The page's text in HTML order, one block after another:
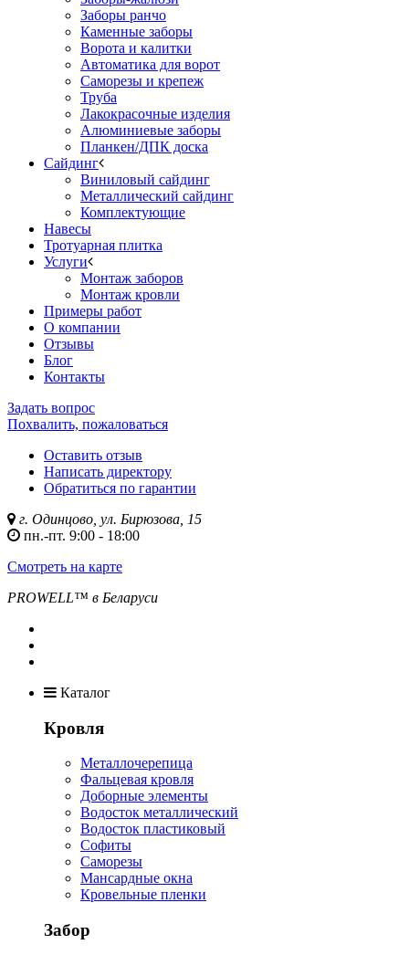
Заборы ранчо
Каменные заборы
Ворота и калитки
Автоматика для ворот
Саморезы и крепеж
Труба
Лакокрасочные изделия
Алюминиевые заборы
Планкен/ДПК доска
Сайдинг
Виниловый сайдинг
Металлический сайдинг
Комплектующие
Навесы
Тротуарная плитка
Услуги
Монтаж заборов
Монтаж кровли
Примеры работ
О компании
Отзывы
Блог
Контакты
Задать вопрос
Похвалить, пожаловаться
Оставить отзыв
Написать директору
Обратиться по гарантии
г. Одинцово, ул. Бирюзова, 15
пн.-пт. 9:00 - 18:00
Смотреть на карте
PROWELL™ в Беларуси
Каталог
Кровля
Металлочерепица
Фальцевая кровля
Доборные элементы
Водосток металлический
Водосток пластиковый
Софиты
Саморезы
Мансардные окна
Кровельные пленки
Забор